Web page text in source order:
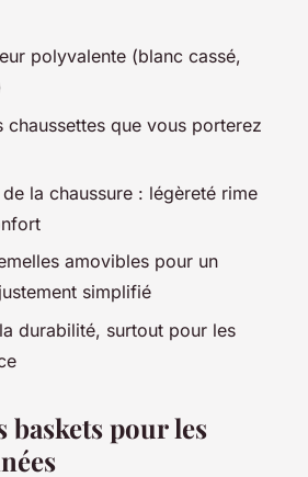
polyvalente (blanc cassé,
chaussettes que vous porterez
la chaussure : légèreté rime
amovibles pour un
simplifié
durabilité, surtout pour les
baskets pour les